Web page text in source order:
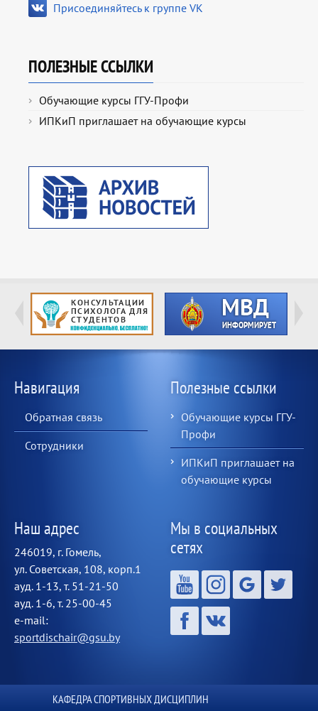
Присоединяйтесь к группе VK
ПОЛЕЗНЫЕ ССЫЛКИ
Обучающие курсы ГГУ-Профи
ИПКиП приглашает на обучающие курсы
Навигация
Обратная связь
Сотрудники
Полезные ссылки
Обучающие курсы ГГУ-
Профи
ИПКиП приглашает на
обучающие курсы
Наш адрес
246019, г. Гомель,
ул. Советская, 108, корп.1
ауд. 1-13, т. 51-21-50
ауд. 1-6, т. 25-00-45
e-mail:
sportdischair@gsu.by
Мы в социальных
сетях
КАФЕДРА СПОРТИВНЫХ ДИСЦИПЛИН